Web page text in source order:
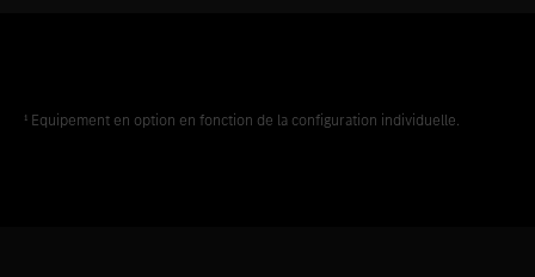
¹ Equipement en option en fonction de la configuration individuelle.